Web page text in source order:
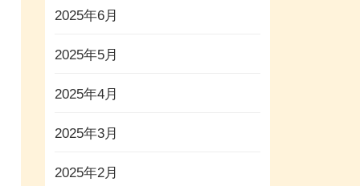
2025年6月
2025年5月
2025年4月
2025年3月
2025年2月